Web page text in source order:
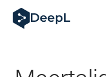
DeepL voor AI-agenten
DeepL Translation